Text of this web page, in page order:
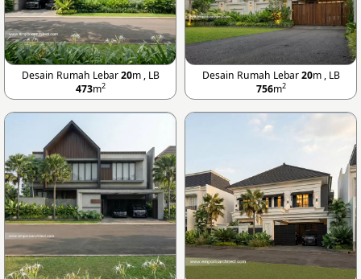
Desain Rumah Lebar20m , LB
473m2
Desain Rumah Lebar20m , LB
756m2